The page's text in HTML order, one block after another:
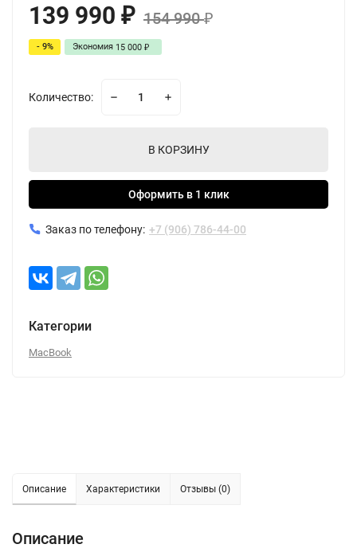
139 990 ₽ 154 990₽
- 9% Экономия 15 000 ₽
Количество:
В КОРЗИНУ
Оформить в 1 клик
Заказ по телефону: +7 (906) 786-44-00
Категории
MacBook
Описание Характеристики Отзывы (0)
Описание